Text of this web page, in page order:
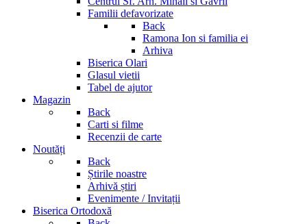
Familii defavorizate
Back
Ramona Ion si familia ei
Arhiva
Biserica Olari
Glasul vietii
Tabel de ajutor
Magazin
Back
Carti si filme
Recenzii de carte
Noutăți
Back
Știrile noastre
Arhivă știri
Evenimente / Invitații
Biserica Ortodoxă